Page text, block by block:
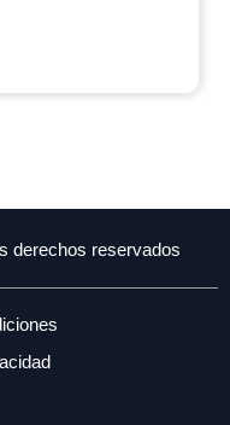
derechos reservados